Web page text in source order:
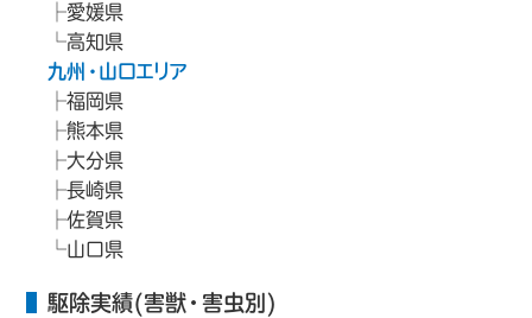
愛媛県
高知県
九州・山口エリア
福岡県
熊本県
大分県
長崎県
佐賀県
山口県
駆除実績(害獣・害虫別)